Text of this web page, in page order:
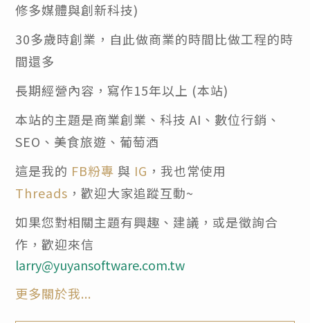
修多媒體與創新科技)
30多歲時創業，自此做商業的時間比做工程的時
間還多
長期經營內容，寫作15年以上 (本站)
本站的主題是商業創業、科技 AI、數位行銷、
SEO、美食旅遊、葡萄酒
這是我的 FB粉專 與 IG ，我也常使用
Threads ，歡迎大家追蹤互動~
如果您對相關主題有興趣、建議，或是徵詢合
作，歡迎來信
larry@yuyansoftware.com.tw
更多關於我...